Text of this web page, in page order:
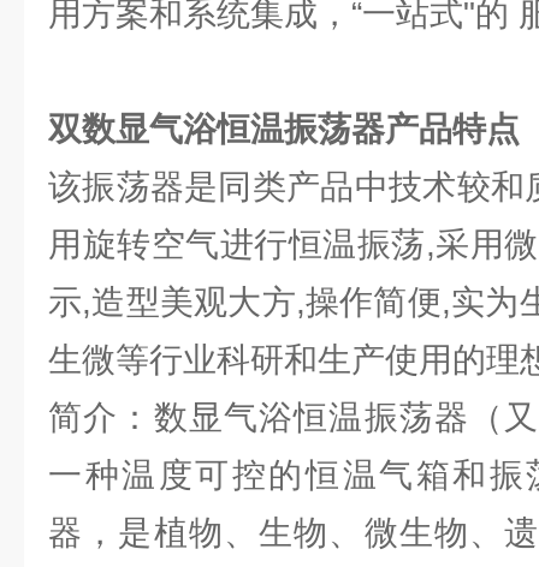
用方案和系统集成，“一站式"的
双数显气浴恒温振荡器产品特点
该振荡器是同类产品中技术较
用旋转空气进行恒温振荡,采用
示,造型美观大方,操作简便,实为
生微等行业科研和生产使用的理
简介：数显气浴恒温振荡器（
一种温度可控的恒温气箱和
器，是植物、生物、微生物、